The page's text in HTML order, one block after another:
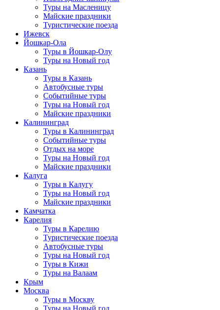
Туры на Масленицу
Майские праздники
Туристические поезда
Ижевск
Йошкар-Ола
Туры в Йошкар-Олу
Туры на Новый год
Казань
Туры в Казань
Автобусные туры
Событийные туры
Туры на Новый год
Майские праздники
Калининград
Туры в Калининград
Событийные туры
Отдых на море
Туры на Новый год
Майские праздники
Калуга
Туры в Калугу
Туры на Новый год
Майские праздники
Камчатка
Карелия
Туры в Карелию
Туристические поезда
Автобусные туры
Туры на Новый год
Туры в Кижи
Туры на Валаам
Крым
Москва
Туры в Москву
Туры на Новый год